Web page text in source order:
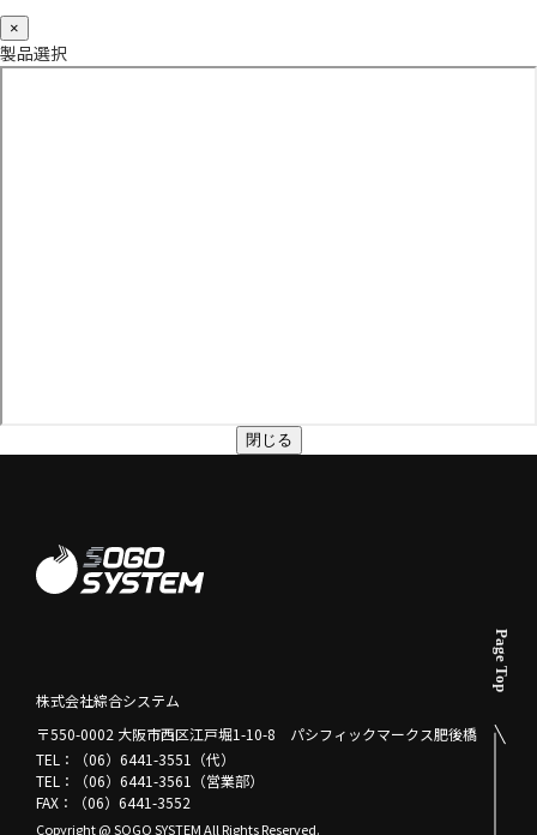
×
製品選択
閉じる
株式会社綜合システム
〒550-0002 大阪市西区江戸堀1-10-8 パシフィックマークス肥後橋
TEL：（06）6441-3551（代）
TEL：（06）6441-3561（営業部）
FAX：（06）6441-3552
Copyright @ SOGO SYSTEM All Rights Reserved.